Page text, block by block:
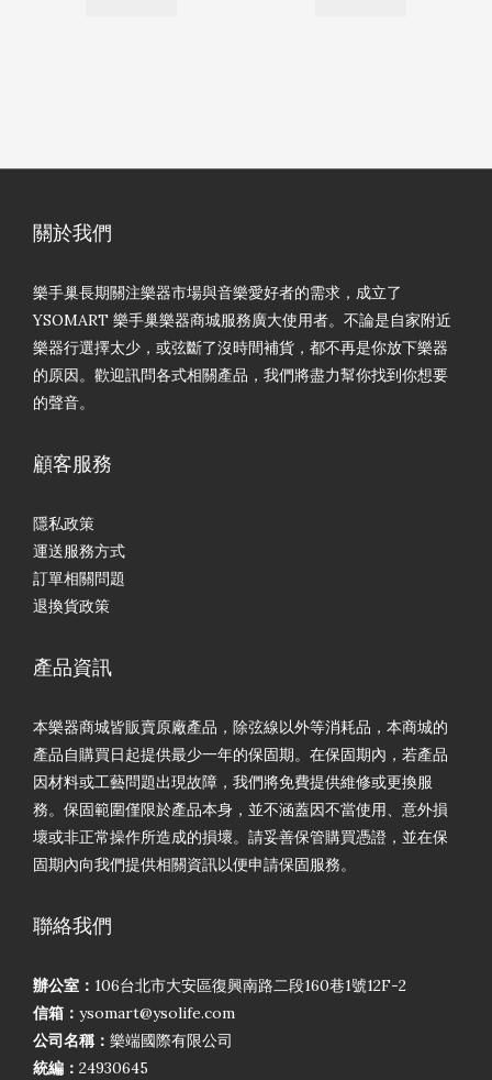
關於我們
樂手巢長期關注樂器市場與音樂愛好者的需求，成立了
YSOMART 樂手巢樂器商城服務廣大使用者。不論是自家附近
樂器行選擇太少，或弦斷了沒時間補貨，都不再是你放下樂器
的原因。歡迎訊問各式相關產品，我們將盡力幫你找到你想要
的聲音。
顧客服務
隱私政策
運送服務方式
訂單相關問題
退換貨政策
產品資訊
本樂器商城皆販賣原廠產品，除弦線以外等消耗品，本商城的
產品自購買日起提供最少一年的保固期。在保固期內，若產品
因材料或工藝問題出現故障，我們將免費提供維修或更換服
務。保固範圍僅限於產品本身，並不涵蓋因不當使用、意外損
壞或非正常操作所造成的損壞。請妥善保管購買憑證，並在保
固期內向我們提供相關資訊以便申請保固服務。
聯絡我們
辦公室： 106台北市大安區復興南路二段160巷1號12F-2
信箱： ysomart@ysolife.com
公司名稱： 樂端國際有限公司
統編： 24930645